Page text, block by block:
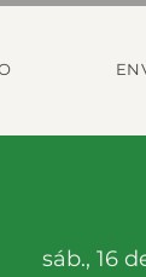
sáb., 16